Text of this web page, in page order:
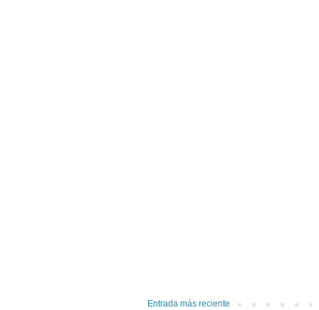
Entrada más reciente